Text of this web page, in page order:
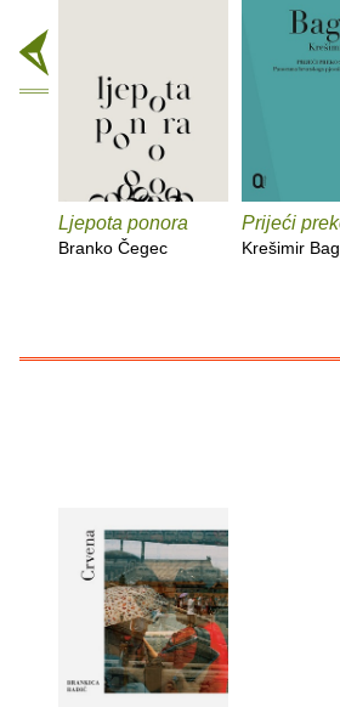
Ljepota ponora
Branko Čegec
Prijeći
Krešimir